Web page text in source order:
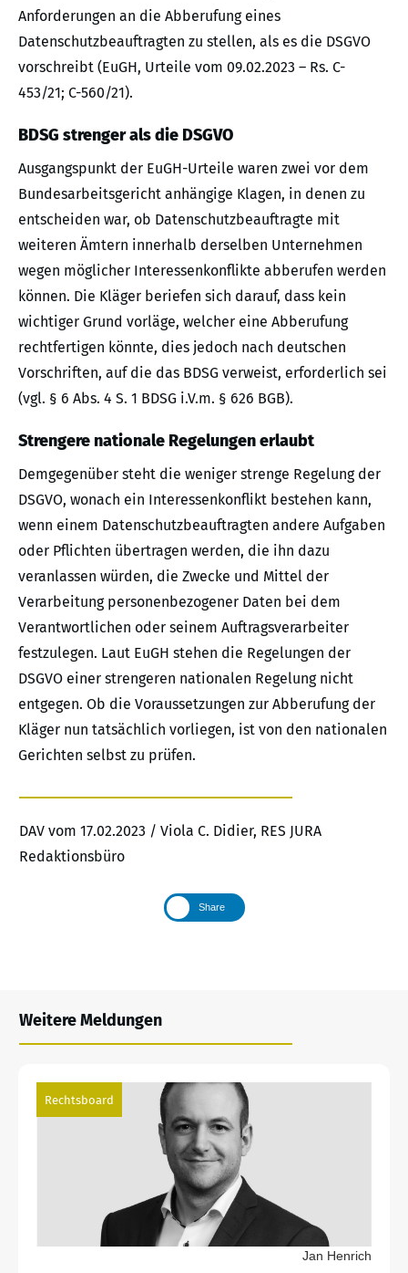
Anforderungen an die Abberufung eines
Datenschutzbeauftragten zu stellen, als es die DSGVO
vorschreibt (EuGH, Urteile vom 09.02.2023 – Rs. C-
453/21; C-560/21).
BDSG strenger als die DSGVO
Ausgangspunkt der EuGH-Urteile waren zwei vor dem
Bundesarbeitsgericht anhängige Klagen, in denen zu
entscheiden war, ob Datenschutzbeauftragte mit
weiteren Ämtern innerhalb derselben Unternehmen
wegen möglicher Interessenkonflikte abberufen werden
können. Die Kläger beriefen sich darauf, dass kein
wichtiger Grund vorläge, welcher eine Abberufung
rechtfertigen könnte, dies jedoch nach deutschen
Vorschriften, auf die das BDSG verweist, erforderlich sei
(vgl. § 6 Abs. 4 S. 1 BDSG i.V.m. § 626 BGB).
Strengere nationale Regelungen erlaubt
Demgegenüber steht die weniger strenge Regelung der
DSGVO, wonach ein Interessenkonflikt bestehen kann,
wenn einem Datenschutzbeauftragten andere Aufgaben
oder Pflichten übertragen werden, die ihn dazu
veranlassen würden, die Zwecke und Mittel der
Verarbeitung personenbezogener Daten bei dem
Verantwortlichen oder seinem Auftragsverarbeiter
festzulegen. Laut EuGH stehen die Regelungen der
DSGVO einer strengeren nationalen Regelung nicht
entgegen. Ob die Voraussetzungen zur Abberufung der
Kläger nun tatsächlich vorliegen, ist von den nationalen
Gerichten selbst zu prüfen.
DAV vom 17.02.2023 / Viola C. Didier, RES JURA
Redaktionsbüro
Share
Weitere Meldungen
Rechtsboard
Jan Henrich